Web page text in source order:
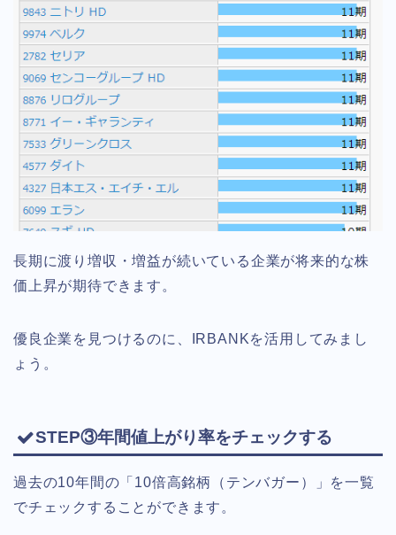
長期に渡り増収・増益が続いている企業が将来的な株
価上昇が期待できます。
優良企業を見つけるのに、IRBANKを活用してみまし
ょう。
STEP③年間値上がり率をチェックする
過去の10年間の「10倍高銘柄（テンバガー）」を一覧
でチェックすることができます。